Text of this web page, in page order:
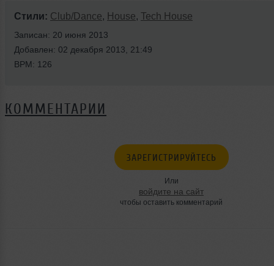
Стили: Club/Dance, House, Tech House
Записан: 20 июня 2013
Добавлен: 02 декабря 2013, 21:49
BPM: 126
КОММЕНТАРИИ
ЗАРЕГИСТРИРУЙТЕСЬ
Или
войдите на сайт
чтобы оставить комментарий